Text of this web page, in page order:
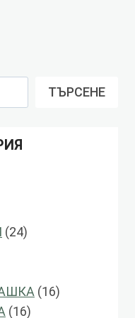
ТЪРСЕНЕ
2424
1616
1616